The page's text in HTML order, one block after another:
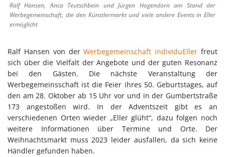
Ralf Hansen, Anca Teutschbein und Jürgen Hagendorn am Stand der
Werbegemeinschaft, die den Künstlermarkt und viele andere Events in Eller
ermöglicht
Ralf Hansen von derWerbegemeinschaft individuEller freut
sich über die Vielfalt der Angebote und der guten Resonanz
bei den Gästen. Die nächste Veranstaltung der
Werbegemeinsschaft ist die Feier ihres 50. Geburtstages, auf
den am 28. Oktober ab 15 Uhr vor und in der Gumbertstraße
173 angestoßen wird. In der Adventszeit gibt es an
verschiedenen Orten wieder „Eller glüht“, dazu folgen noch
weitere Informationen über Termine und Orte. Der
Weihnachtsmarkt muss 2023 leider ausfallen, da sich keine
Händler gefunden haben.